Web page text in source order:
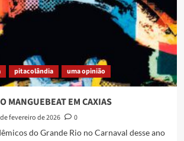
pitacolândia uma opinião
MANGUEBEAT EM CAXIAS
fevereiro de 2026
0
do Grande Rio no Carnaval desse ano